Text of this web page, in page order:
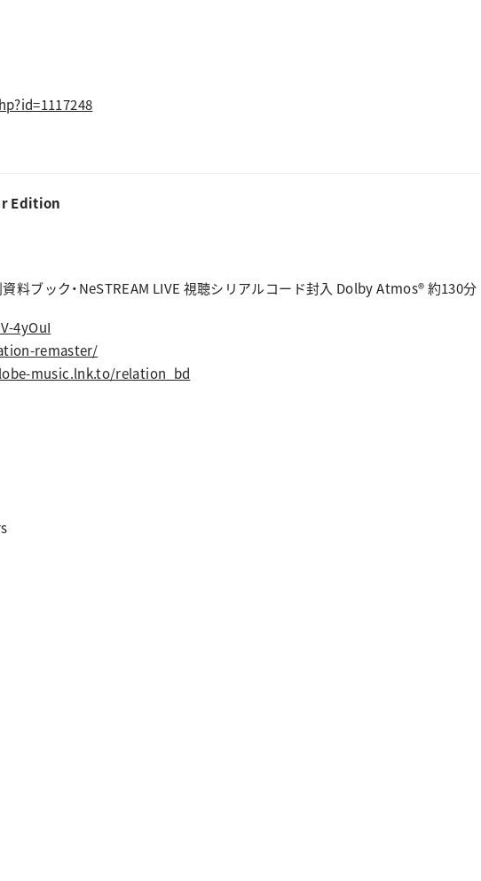
Edition
料ブック・NeSTREAM LIVE 視聴シリアルコード封入 Dolby Atmos® 約130分
4yOuI
remaster/
music.lnk.to/relation_bd